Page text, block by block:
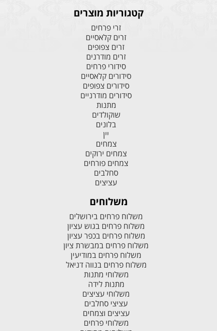
קטגוריות מוצרים
זרי פרחים
זרים קלאסיים
זרים צפופים
זרים מודרנים
סידורי פרחים
סידורים קלאסיים
סידורים צפופים
סידורים מודרניים
מתנות
שוקולדים
בלונים
יין
צמחים
צמחים ירוקים
צמחים פורחים
סחלבים
עציצים
משלוחים
משלוח פרחים בירושלים
משלוח פרחים בגוש עציון
משלוח פרחים בכפר עציון
משלוח פרחים במבשרת ציון
משלוח פרחים במודיעין
משלוח פרחים בנווה דניאל
משלוחי מתנות
מתנות לידה
משלוחי עציצים
עציצי סחלבים
עציצים וצמחים
משלוחי פרחים